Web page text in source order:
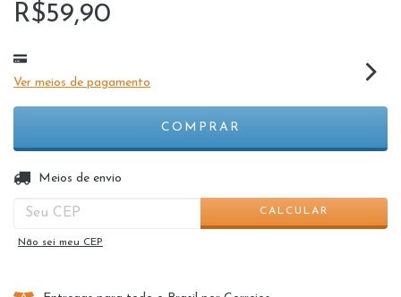
R$59,90
Ver meios de pagamento
Entregas para o CEP:
Meios de envio
CALCULAR
Não sei meu CEP